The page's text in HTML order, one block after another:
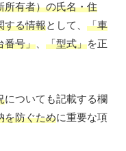
所有者）の氏名・住
する情報として、 「車
番号」 「型式」を正
についても記載する欄
を防ぐために重要な項